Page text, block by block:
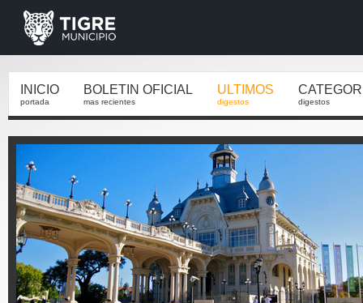
INICIO
portada
BOLETIN OFICIAL
mas recientes
ULTIMOS
digestos digestos